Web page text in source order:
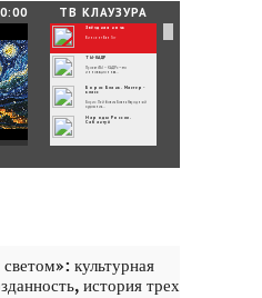
и славы Звёздная ночь
Винсент Ван Гог
ТЫ-КАДР
Проект «ТЫ – КАДР» — это
инновационная...
Борис Бланк. Мастер-
класс
Борис Лейбович Бланк Народный
художник...
Народы России.
Сабантуй
Народы России
РИНА ЗЕЛЕНАЯ
ТВ КЛАУЗУРА
культурная
история трех